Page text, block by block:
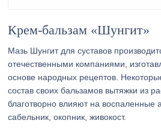
Крем-бальзам «Шунгит»
Мазь Шунгит для суставов
отечественными компаниями,
основе народных рецептов.
состав своих бальзамов вытяжки из
благотворно влияют на воспаленные
сабельник, окопник, живокост.